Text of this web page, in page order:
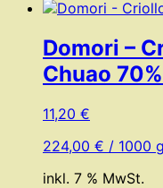
Domori –
Chuao 70%
11,20 €
224,00 € / 1000 g
inkl. 7 % MwSt.